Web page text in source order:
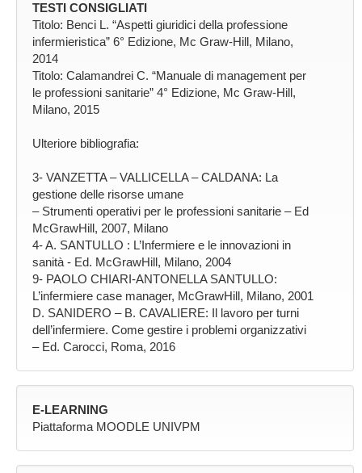
TESTI CONSIGLIATI
Titolo: Benci L. “Aspetti giuridici della professione
infermieristica” 6° Edizione, Mc Graw-Hill, Milano,
2014
Titolo: Calamandrei C. “Manuale di management per
le professioni sanitarie” 4° Edizione, Mc Graw-Hill,
Milano, 2015
Ulteriore bibliografia:
3- VANZETTA – VALLICELLA – CALDANA: La
gestione delle risorse umane
– Strumenti operativi per le professioni sanitarie – Ed
McGrawHill, 2007, Milano
4- A. SANTULLO : L’Infermiere e le innovazioni in
sanità - Ed. McGrawHill, Milano, 2004
9- PAOLO CHIARI-ANTONELLA SANTULLO:
L’infermiere case manager, McGrawHill, Milano, 2001
D. SANIDERO – B. CAVALIERE: Il lavoro per turni
dell’infermiere. Come gestire i problemi organizzativi
– Ed. Carocci, Roma, 2016
E-LEARNING
Piattaforma MOODLE UNIVPM